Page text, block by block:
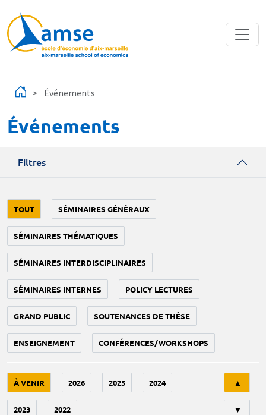
Événements
Événements
Filtres
TOUT SÉMINAIRES GÉNÉRAUX
SÉMINAIRES THÉMATIQUES
SÉMINAIRES INTERDISCIPLINAIRES
SÉMINAIRES INTERNES POLICY LECTURES
GRAND PUBLIC SOUTENANCES DE THÈSE
ENSEIGNEMENT CONFÉRENCES/WORKSHOPS
À VENIR 2026 2025 2024
2023 2022
▲
▼